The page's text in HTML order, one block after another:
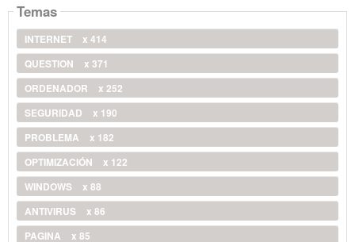
Temas
INTERNET
x 414
QUESTION
x 371
ORDENADOR
x 252
SEGURIDAD
x 190
PROBLEMA
x 182
OPTIMIZACIÓN
x 122
WINDOWS
x 88
ANTIVIRUS
x 86
PAGINA
x 85